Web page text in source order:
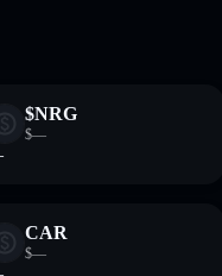
$NRG
$—
CAR
$—